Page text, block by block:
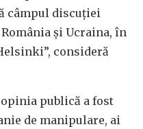
câmpul discuției
și Ucraina, în
consideră
publică a fost
de manipulare, ai